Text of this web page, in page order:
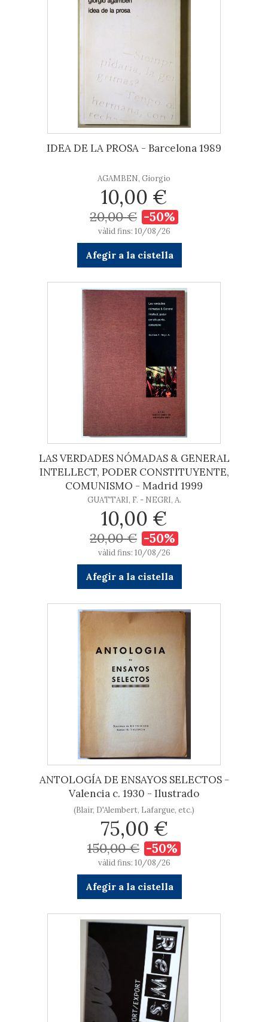
IDEA DE LA PROSA - Barcelona 1989
AGAMBEN, Giorgio
10,00 €
20,00 € -50%
vàlid fins: 10/08/26
Afegir a la cistella
LAS VERDADES NÓMADAS & GENERAL
INTELLECT, PODER CONSTITUYENTE,
COMUNISMO - Madrid 1999
GUATTARI, F. - NEGRI, A.
10,00 €
20,00 € -50%
vàlid fins: 10/08/26
Afegir a la cistella
ANTOLOGÍA DE ENSAYOS SELECTOS -
Valencia c. 1930 - Ilustrado
(Blair, D'Alembert, Lafargue, etc.)
75,00 €
150,00 € -50%
vàlid fins: 10/08/26
Afegir a la cistella